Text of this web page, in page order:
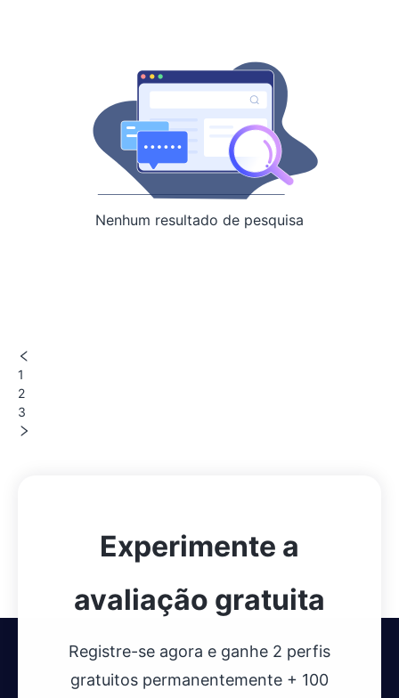
Nenhum resultado de pesquisa
1
2
3
Experimente a
avaliação gratuita
Registre-se agora e ganhe 2 perfis
gratuitos permanentemente + 100